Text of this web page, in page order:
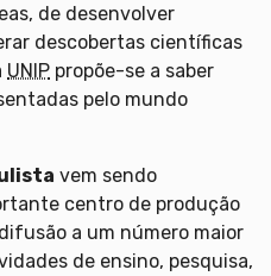
de desenvolver
descobertas científicas
UNIP propõe-se a saber
pelo mundo
vem sendo
centro de produção
a um número maior
de ensino, pesquisa,